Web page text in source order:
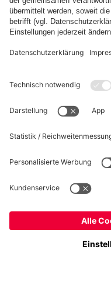
FC Bayern Store App
Preise inklusive
© FC
FC Bayern München
Ja,
Nein,Global